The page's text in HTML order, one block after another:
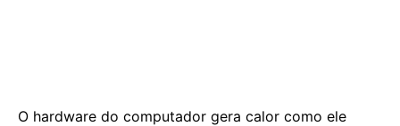
O hardware do computador gera calor como ele